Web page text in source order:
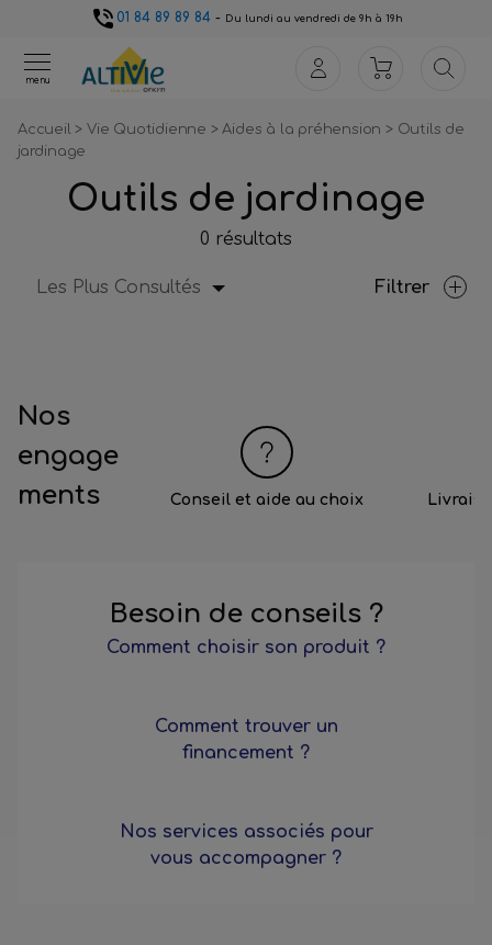
01 84 89 89 84- Du lundi au vendredi de 9h à 19h
menu
Accueil>Vie Quotidienne >Aides à la préhension> Outils de
jardinage
Outils de jardinage
0 résultats
Les Plus Consultés Filtrer
Nos
engage
ments
Conseil et aide au choix
Besoin de conseils ?
Comment choisir son produit ?
Comment trouver un
financement ?
Nos services associés pour
vous accompagner ?